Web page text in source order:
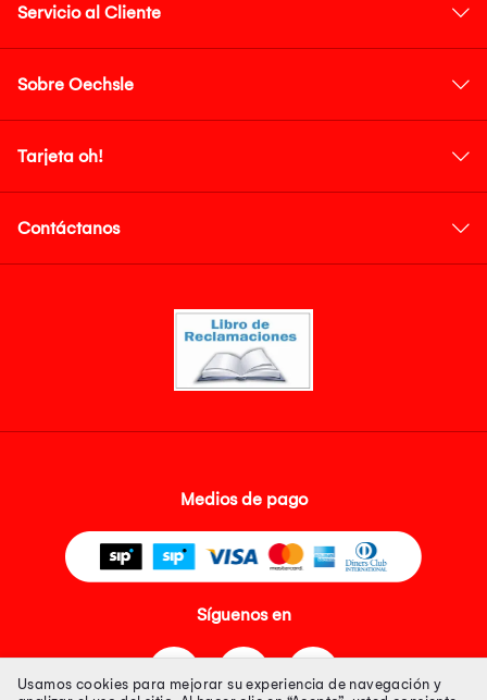
Servicio al Cliente
Sobre Oechsle
Tarjeta oh!
Contáctanos
Medios de pago
Síguenos en
Usamos cookies para mejorar su experiencia de navegación y